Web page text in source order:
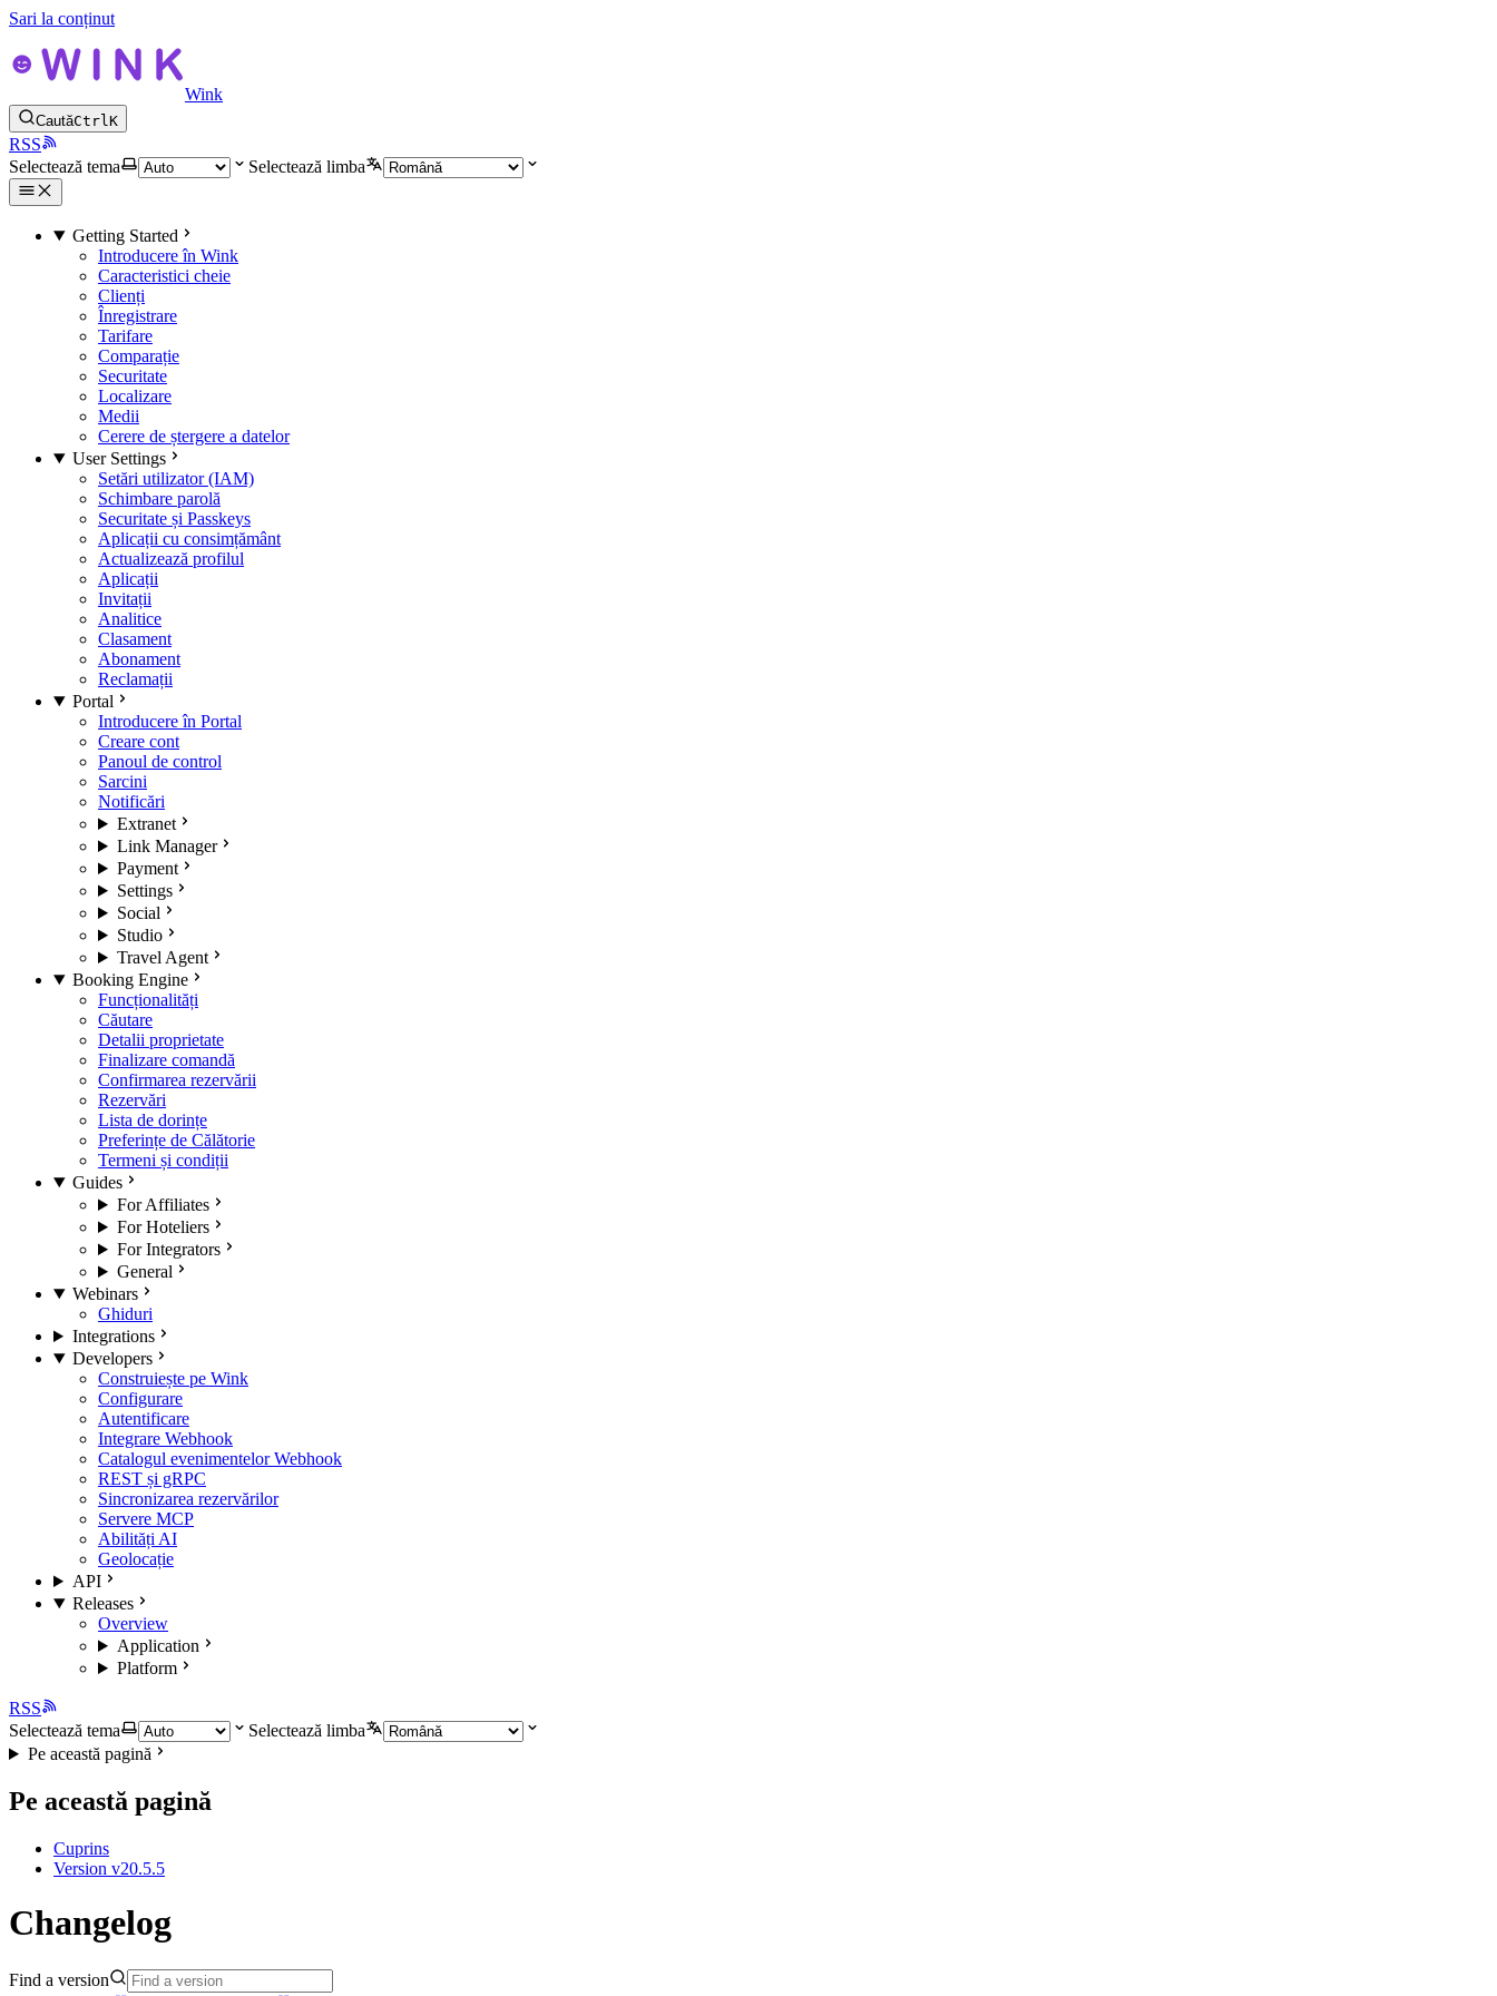
Sari la conținut
Wink
CautăCtrlK
RSS
Selectează tema
Selectează limba
Getting Started
Introducere în Wink
Caracteristici cheie
Clienți
Înregistrare
Tarifare
Comparație
Securitate
Localizare
Medii
Cerere de ștergere a datelor
User Settings
Setări utilizator (IAM)
Schimbare parolă
Securitate și Passkeys
Aplicații cu consimțământ
Actualizează profilul
Aplicații
Invitații
Analitice
Clasament
Abonament
Reclamații
Portal
Introducere în Portal
Creare cont
Panoul de control
Sarcini
Notificări
Extranet
Link Manager
Payment
Settings
Social
Studio
Travel Agent
Booking Engine
Funcționalități
Căutare
Detalii proprietate
Finalizare comandă
Confirmarea rezervării
Rezervări
Lista de dorințe
Preferințe de Călătorie
Termeni și condiții
Guides
For Affiliates
For Hoteliers
For Integrators
General
Webinars
Ghiduri
Integrations
Developers
Construiește pe Wink
Configurare
Autentificare
Integrare Webhook
Catalogul evenimentelor Webhook
REST și gRPC
Sincronizarea rezervărilor
Servere MCP
Abilități AI
Geolocație
API
Releases
Overview
Application
Platform
RSS
Selectează tema
Selectează limba
Pe această pagină
Pe această pagină
Cuprins
Version v20.5.5
Changelog
Find a version